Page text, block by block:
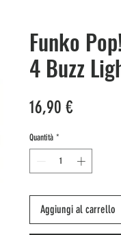
Funko
4 Buzz
16,90 €Prezzo
Quantità *
Aggiungi al carrello